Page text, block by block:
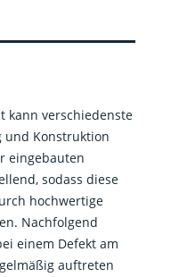
kann verschiedenste
und Konstruktion
eingebauten
sodass diese
hochwertige
Nachfolgend
einem Defekt am
auftreten